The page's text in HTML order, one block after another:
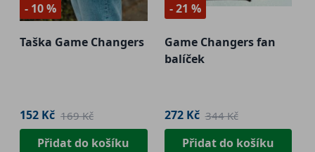
- 10 %
Taška Game Changers
152 Kč 169 Kč
Přidat do košíku
- 21 %
Game Changers fan
balíček
272 Kč 344 Kč
Přidat do košíku